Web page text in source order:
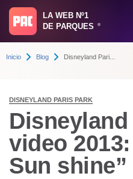
LA WEB Nº1
DE PARQUES
®
Inicio Blog Disneyland Pari...
DISNEYLAND PARIS PARK
video
Sun shine”